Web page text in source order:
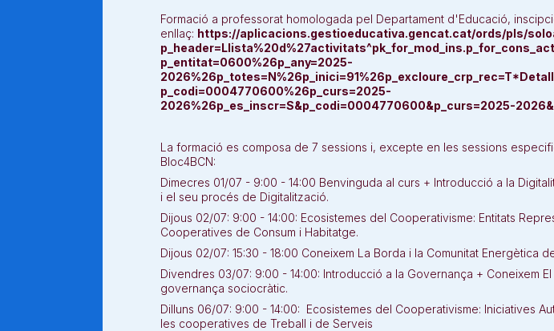
Formació a professorat homologada pel Departament d'Educació,
enllaç: https://aplicacions.gestioeducativa.gencat.cat/ords/pls/
p_entitat=0600%26p_any=2025-
p_codi=0004770600%26p_curs=2025-
2026%26p_es_inscr=S&p_codi=0004770600&p_curs=2025-
La formació es composa de 7 sessions i, excepte en les sessions
Bloc4BCN:
Dimecres 01/07 - 9:00 - 14:00 Benvinguda al curs + Introducció a la
i el seu procés de Digitalització.
Dijous 02/07: 9:00 - 14:00: Ecosistemes del Cooperativisme: Entitats
Cooperatives de Consum i Habitatge.
Dijous 02/07: 15:30 - 18:00 Coneixem La Borda i la Comunitat Energètica
Divendres 03/07: 9:00 - 14:00: Introducció a la Governança + Coneixem
governança sociocràtic.
Dilluns 06/07: 9:00 - 14:00: Ecosistemes del Cooperativisme: Iniciatives
les cooperatives de Treball i de Serveis